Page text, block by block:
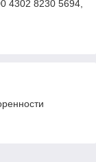
4302 8230 5694,